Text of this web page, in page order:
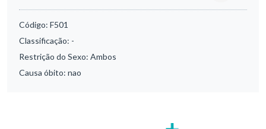
Código: F501
Classificação: -
Restrição do Sexo: Ambos
Causa óbito: nao